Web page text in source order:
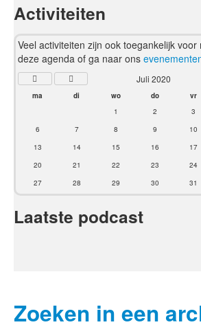
Activiteiten
Veel activiteiten zijn ook toegankelijk voor
deze agenda of ga naar ons
Juli 2020
ma di wo do vr
1
2 3
6
7 8 9 10
13
14 15 16 17
20
21 22 23 24
27
28 29 30 31
Laatste podcast
Zoeken in een